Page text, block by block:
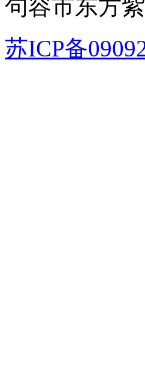
句容市东方
苏ICP备